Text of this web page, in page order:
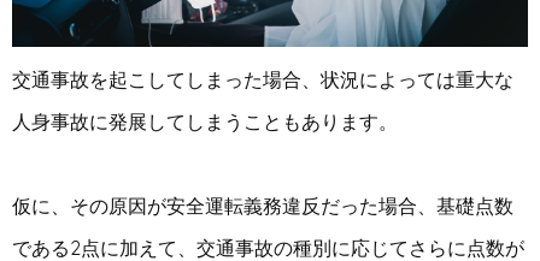
交通事故を起こしてしまった場合、状況によっては重大な
人身事故に発展してしまうこともあります。
仮に、その原因が安全運転義務違反だった場合、基礎点数
である2点に加えて、交通事故の種別に応じてさらに点数が